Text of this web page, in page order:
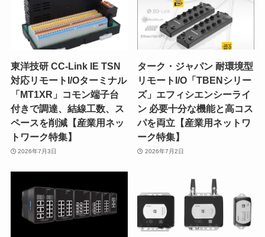
東洋技研 CC-Link IE TSN
対応リモートI/Oターミナル
「MT1XR」コモン端子台
付きで調達、結線工数、ス
ペースを削減【産業用ネッ
トワーク特集】
2026年7月3日
ターク・ジャパン 耐環境型
リモートI/O「TBENシリー
ズ」エフィシエンシーライ
ン 必要十分な機能と高コス
パを両立【産業用ネットワ
ーク特集】
2026年7月2日